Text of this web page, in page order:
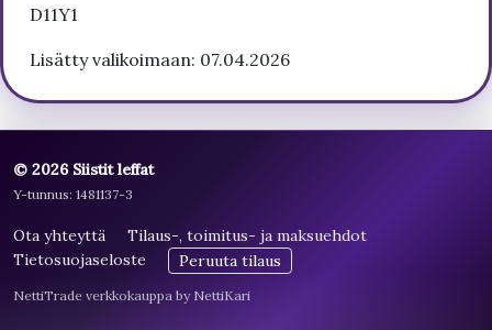
D11Y1
Lisätty valikoimaan: 07.04.2026
© 2026 Siistit leffat
Y-tunnus: 1481137-3
Ota yhteyttä
Tilaus-, toimitus- ja maksuehdot
Tietosuojaseloste
Peruuta tilaus
NettiTrade verkkokauppa by NettiKari